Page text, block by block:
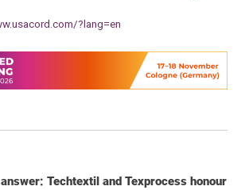
?lang=en
Techtextil and Texprocess honour